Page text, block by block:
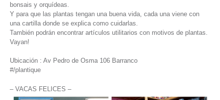
bonsais y orquídeas.
Y para que las plantas tengan una buena vida, cada una viene con
una cartilla donde se explica como cuidarlas.
También podrán encontrar artículos utilitarios con motivos de plantas.
Vayan!
Ubicación : Av Pedro de Osma 106 Barranco
#/plantique
– VACAS FELICES –